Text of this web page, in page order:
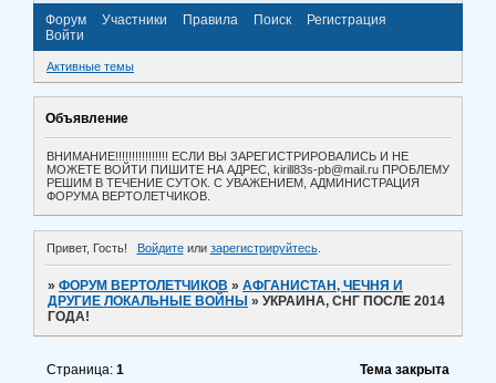
Форум Участники Правила Поиск
Регистрация
Войти
Активные темы
Объявление
ВНИМАНИЕ!!!!!!!!!!!!!!!! ЕСЛИ ВЫ ЗАРЕГИСТРИРОВАЛИСЬ И НЕ
МОЖЕТЕ ВОЙТИ ПИШИТЕ НА АДРЕС, kirill83s-pb@mail.ru ПРОБЛЕМУ
РЕШИМ В ТЕЧЕНИЕ СУТОК. С УВАЖЕНИЕМ, АДМИНИСТРАЦИЯ
ФОРУМА ВЕРТОЛЕТЧИКОВ.
Привет, Гость! Войдитеили зарегистрируйтесь.
»ФОРУМ ВЕРТОЛЕТЧИКОВ »АФГАНИСТАН, ЧЕЧНЯ И
ДРУГИЕ ЛОКАЛЬНЫЕ ВОЙНЫ »УКРАИНА, СНГ ПОСЛЕ 2014
ГОДА!
Страница:1 Тема закрыта